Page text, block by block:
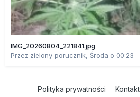
IMG_20260804_221841.jpg
Przez zielony_porucznik, Środa o 00:23
Polityka prywatności Kontakt